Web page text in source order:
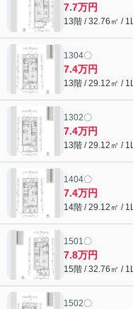
7.7万円
13階 / 32.76㎡ /
1304〇
7.4万円
13階 / 29.12㎡ /
1302〇
7.4万円
13階 / 29.12㎡ /
1404〇
7.4万円
14階 / 29.12㎡ /
1501〇
7.8万円
15階 / 32.76㎡ /
1502〇